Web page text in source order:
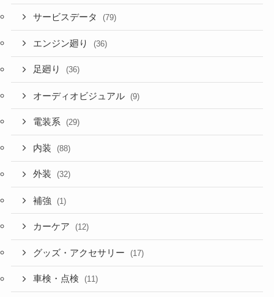
サービスデータ (79)
エンジン廻り (36)
足廻り (36)
オーディオビジュアル (9)
電装系 (29)
内装 (88)
外装 (32)
補強 (1)
カーケア (12)
グッズ・アクセサリー (17)
車検・点検 (11)